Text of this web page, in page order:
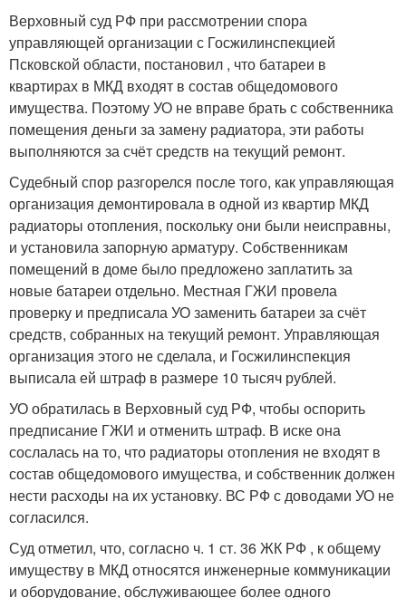
Верховный суд РФ при рассмотрении спора
управляющей организации с Госжилинспекцией
Псковской области, постановил , что батареи в
квартирах в МКД входят в состав общедомового
имущества. Поэтому УО не вправе брать с собственника
помещения деньги за замену радиатора, эти работы
выполняются за счёт средств на текущий ремонт.
Судебный спор разгорелся после того, как управляющая
организация демонтировала в одной из квартир МКД
радиаторы отопления, поскольку они были неисправны,
и установила запорную арматуру. Собственникам
помещений в доме было предложено заплатить за
новые батареи отдельно. Местная ГЖИ провела
проверку и предписала УО заменить батареи за счёт
средств, собранных на текущий ремонт. Управляющая
организация этого не сделала, и Госжилинспекция
выписала ей штраф в размере 10 тысяч рублей.
УО обратилась в Верховный суд РФ, чтобы оспорить
предписание ГЖИ и отменить штраф. В иске она
сослалась на то, что радиаторы отопления не входят в
состав общедомового имущества, и собственник должен
нести расходы на их установку. ВС РФ с доводами УО не
согласился.
Суд отметил, что, согласно ч. 1 ст. 36 ЖК РФ , к общему
имуществу в МКД относятся инженерные коммуникации
и оборудование, обслуживающее более одного